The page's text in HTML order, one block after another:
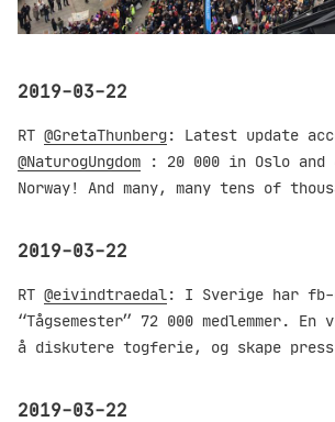
2019-03-22
RT @GretaThunberg: Latest update
@NaturogUngdom : 20 000 in Oslo
Norway! And many, many tens of
2019-03-22
RT @eivindtraedal : I Sverige har fb-
“Tågsemester” 72 000 medlemmer.
å diskutere togferie, og skape
2019-03-22